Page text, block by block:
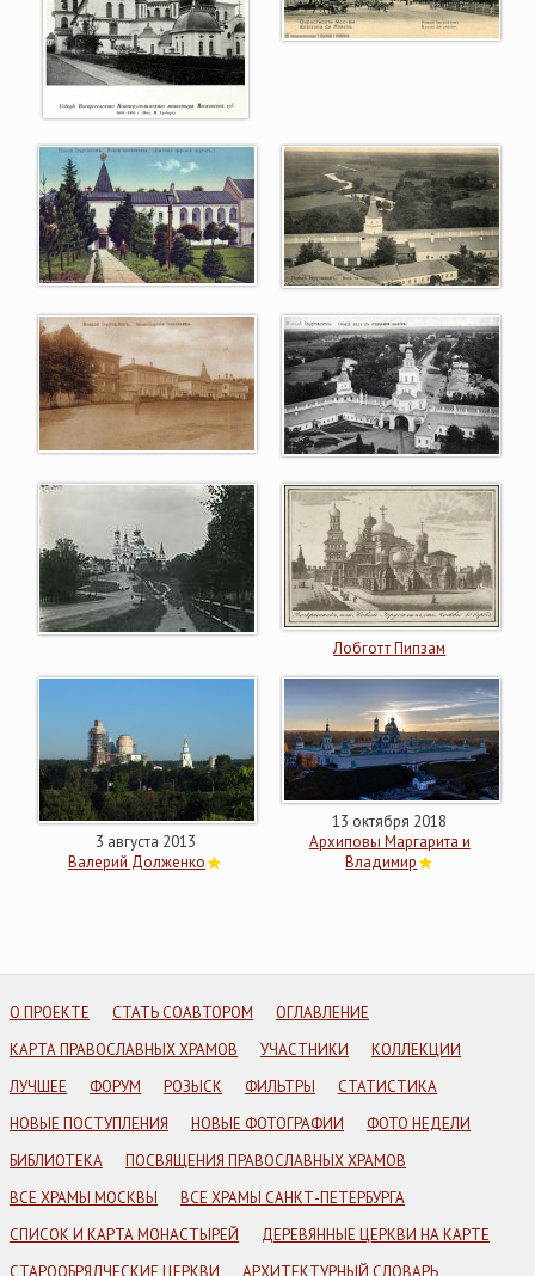
Лобготт Пипзам
3 августа 2013
Валерий Долженко
13 октября 2018
Архиповы Маргарита и
Владимир
О ПРОЕКТЕ СТАТЬ СОАВТОРОМ
ОГЛАВЛЕНИЕ
КАРТА ПРАВОСЛАВНЫХ ХРАМОВ
УЧАСТНИКИ
КОЛЛЕКЦИИ
ЛУЧШЕЕ
ФОРУМ РОЗЫСК ФИЛЬТРЫ
СТАТИСТИКА
НОВЫЕ ПОСТУПЛЕНИЯ
НОВЫЕ ФОТОГРАФИИ
ФОТО НЕДЕЛИ
БИБЛИОТЕКА
ПОСВЯЩЕНИЯ ПРАВОСЛАВНЫХ ХРАМОВ
ВСЕ ХРАМЫ МОСКВЫ
ВСЕ ХРАМЫ САНКТ-ПЕТЕРБУРГА
СПИСОК И КАРТА МОНАСТЫРЕЙ
ДЕРЕВЯННЫЕ ЦЕРКВИ НА КАРТЕ
СТАРООБРЯДЧЕСКИЕ ЦЕРКВИ
АРХИТЕКТУРНЫЙ СЛОВАРЬ